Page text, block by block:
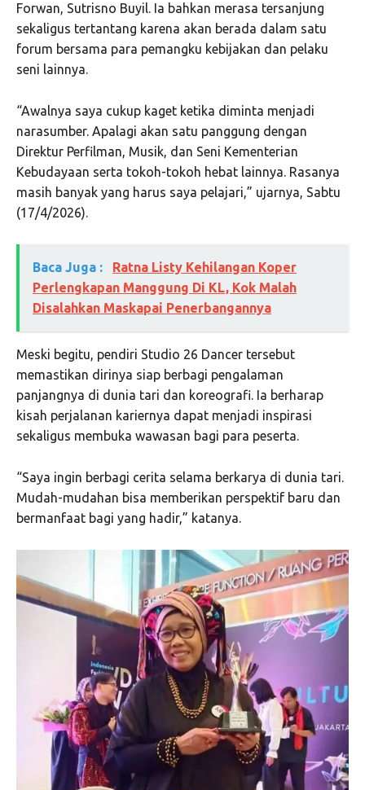
Forwan, Sutrisno Buyil. Ia bahkan merasa tersanjung
sekaligus tertantang karena akan berada dalam satu
forum bersama para pemangku kebijakan dan pelaku
seni lainnya.
“Awalnya saya cukup kaget ketika diminta menjadi
narasumber. Apalagi akan satu panggung dengan
Direktur Perfilman, Musik, dan Seni Kementerian
Kebudayaan serta tokoh-tokoh hebat lainnya. Rasanya
masih banyak yang harus saya pelajari,” ujarnya, Sabtu
(17/4/2026).
Baca Juga :
Ratna Listy Kehilangan Koper
Perlengkapan Manggung Di KL, Kok Malah
Disalahkan Maskapai Penerbangannya
Meski begitu, pendiri Studio 26 Dancer tersebut
memastikan dirinya siap berbagi pengalaman
panjangnya di dunia tari dan koreografi. Ia berharap
kisah perjalanan kariernya dapat menjadi inspirasi
sekaligus membuka wawasan bagi para peserta.
“Saya ingin berbagi cerita selama berkarya di dunia tari.
Mudah-mudahan bisa memberikan perspektif baru dan
bermanfaat bagi yang hadir,” katanya.